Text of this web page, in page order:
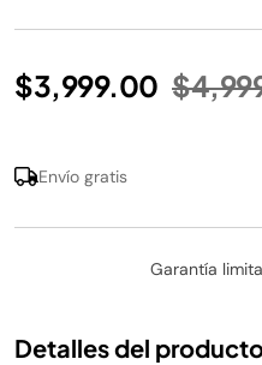
$3,999.00 Precio
Envío gratis
Garantía
Detalles del